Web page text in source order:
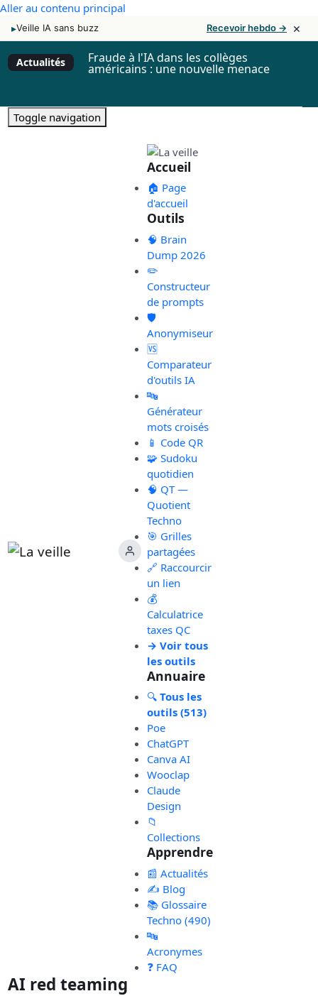
Aller au contenu principal
▸Veille IA sans buzz Recevoir hebdo → ×
Actualités Fraude à l'IA dans les collèges
américains : une nouvelle menace
Toggle navigation
Accueil
🏠 Page
d'accueil
Outils
🧠 Brain
Dump 2026
✏️
Constructeur
de prompts
🛡️
Anonymiseur
🆚
Comparateur
d'outils IA
🔤
Générateur
mots croisés
📱 Code QR
🧩 Sudoku
quotidien
🧠 QT —
Quotient
Techno
🎯 Grilles
partagées
🔗 Raccourcir
un lien
💰
Calculatrice
taxes QC
→ Voir tous
les outils
Annuaire
🔍 Tous les
outils (513)
Poe
ChatGPT
Canva AI
Wooclap
Claude
Design
📁
Collections
Apprendre
📰 Actualités
✍️ Blog
📚 Glossaire
Techno (490)
🔤
Acronymes
❓ FAQ
AI red teaming